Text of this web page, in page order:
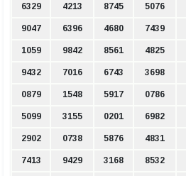
6329 4213 8745 5076
9047 6396 4680 7439
1059 9842 8561 4825
9432 7016 6743 3698
0879 1548 5917 0786
5099 3155 0201 6982
2902 0738 5876 4831
7413 9429 3168 8532